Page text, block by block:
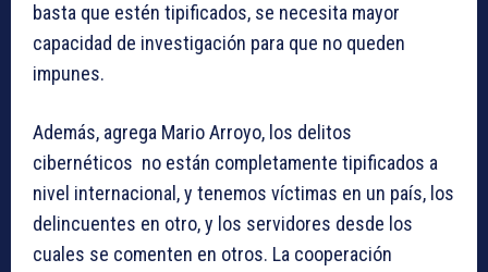
basta que estén tipificados, se necesita mayor
capacidad de investigación para que no queden
impunes.
Además, agrega Mario Arroyo, los delitos
cibernéticos no están completamente tipificados a
nivel internacional, y tenemos víctimas en un país, los
delincuentes en otro, y los servidores desde los
cuales se comenten en otros. La cooperación